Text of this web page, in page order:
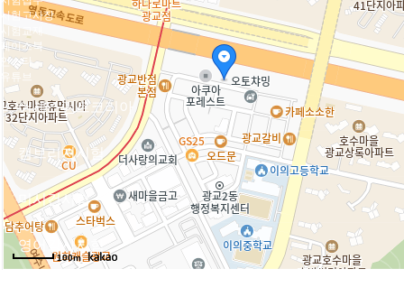
시험고사장
시험교재
페이스북
인스타
유튜브
어세스먼트코리아
캠브리지시험
미시건시험
영어강사시험
100m